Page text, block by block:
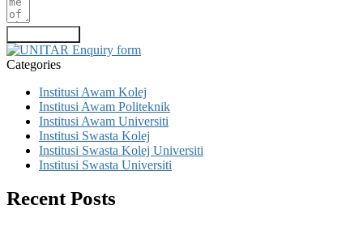
Categories
Institusi Awam Kolej
Institusi Awam Politeknik
Institusi Awam Universiti
Institusi Swasta Kolej
Institusi Swasta Kolej Universiti
Institusi Swasta Universiti
Recent Posts